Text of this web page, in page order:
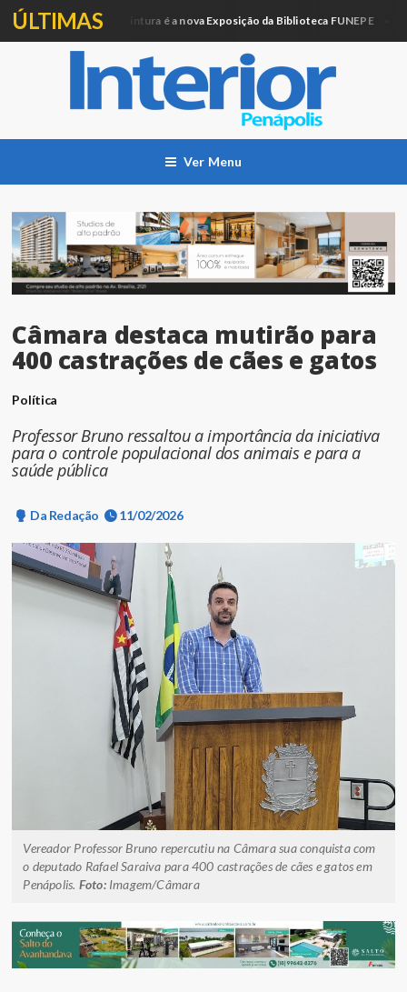
ÚLTIMAS
Artesanato e Pintura é a nova Exposição da Biblioteca FUNEPE
Ver Menu
Câmara destaca mutirão para
400 castrações de cães e gatos
Política
Professor Bruno ressaltou a importância da iniciativa
para o controle populacional dos animais e para a
saúde pública
Da Redação 11/02/2026
Vereador Professor Bruno repercutiu na Câmara sua conquista com
o deputado Rafael Saraiva para 400 castrações de cães e gatos em
Penápolis. Foto:Imagem/Câmara